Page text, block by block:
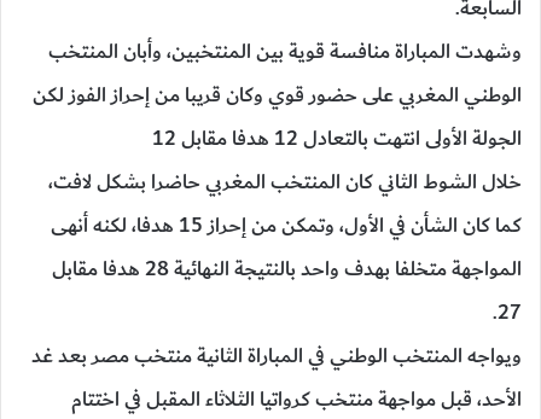
السابعة.
وشهدت المباراة منافسة قوية بين المنتخبين، وأبان المنتخب
الوطني المغربي على حضور قوي وكان قريبا من إحراز الفوز لكن
الجولة الأولى انتهت بالتعادل 12 هدفا مقابل 12
خلال الشوط الثاني كان المنتخب المغربي حاضرا بشكل لافت،
كما كان الشأن في الأول، وتمكن من إحراز 15 هدفا، لكنه أنهى
المواجهة متخلفا بهدف واحد بالنتيجة النهائية 28 هدفا مقابل
27.
ويواجه المنتخب الوطني في المباراة الثانية منتخب مصر بعد غد
الأحد، قبل مواجهة منتخب كرواتيا الثلاثاء المقبل في اختتام